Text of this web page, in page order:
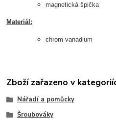
magnetická špička
Materiál:
chrom vanadium
Zboží zařazeno v
Nářadí a pomůcky
Šroubováky